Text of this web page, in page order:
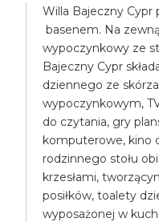
Willa Bajeczny Cypr
basenem. Na
wypoczynkowy ze
Bajeczny Cypr
dziennego ze
wypoczynkowym,
do czytania, gry
komputerowe, kino
rodzinnego stołu
krzesłami,
posiłków, toalety
wyposażonej w